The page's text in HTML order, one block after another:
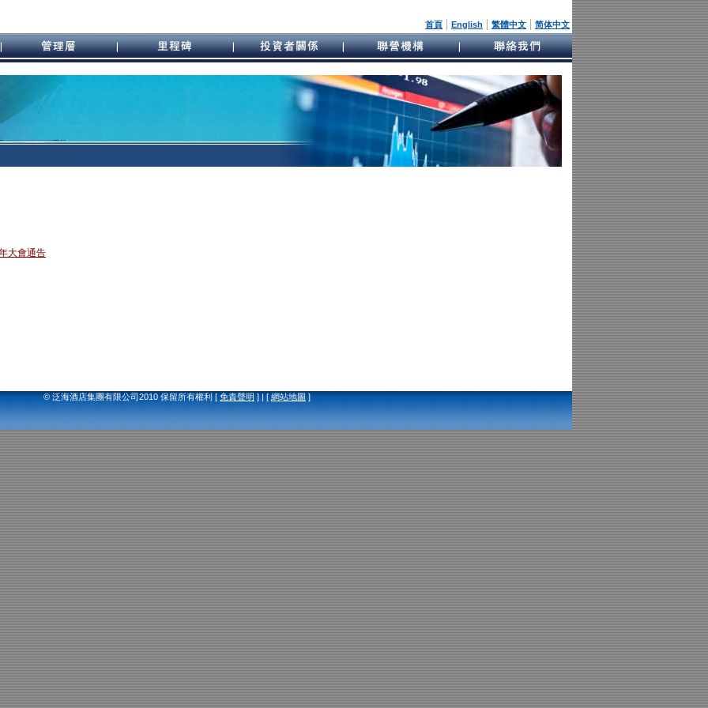
首頁 | English | 繁體中文 | 简体中文
大會通告
© 泛海酒店集團有限公司2010 保留所有權利 [免責聲明] | [網站地圖]